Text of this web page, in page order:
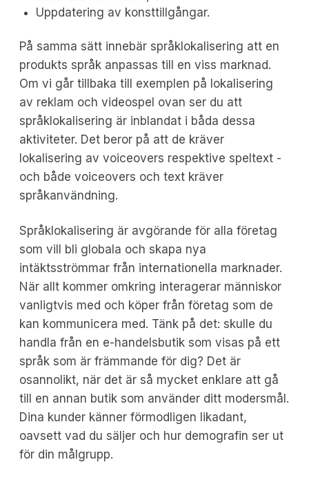
Uppdatering av konsttillgångar.
På samma sätt innebär språklokalisering att en
produkts språk anpassas till en viss marknad.
Om vi går tillbaka till exemplen på lokalisering
av reklam och videospel ovan ser du att
språklokalisering är inblandat i båda dessa
aktiviteter. Det beror på att de kräver
lokalisering av voiceovers respektive speltext -
och både voiceovers och text kräver
språkanvändning.
Språklokalisering är avgörande för alla företag
som vill bli globala och skapa nya
intäktsströmmar från internationella marknader.
När allt kommer omkring interagerar människor
vanligtvis med och köper från företag som de
kan kommunicera med. Tänk på det: skulle du
handla från en e-handelsbutik som visas på ett
språk som är främmande för dig? Det är
osannolikt, när det är så mycket enklare att gå
till en annan butik som använder ditt modersmål.
Dina kunder känner förmodligen likadant,
oavsett vad du säljer och hur demografin ser ut
för din målgrupp.